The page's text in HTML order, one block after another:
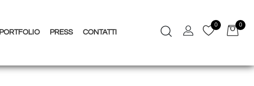
PORTFOLIO PRESS CONTATTI
0 0